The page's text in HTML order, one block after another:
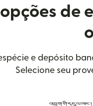
e depósito
Selecione seu